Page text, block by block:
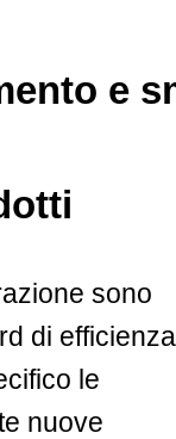
e
sono
di efficienza
le
nuove